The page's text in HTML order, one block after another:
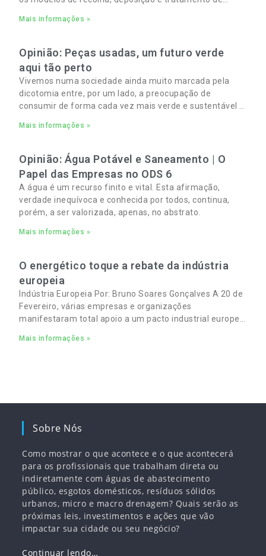
Mais informações »
Opinião: Peças usadas, um futuro verde
aqui tão perto
Vivemos numa sociedade ainda muito marcada pela
dicotomia entre, por um lado, a preocupação de
consumir de forma cada vez mais verde e sustentável e,
e familiares cada vez mais apertados.
Mais informações »
Opinião: Água Potável e Saneamento | O
Papel das Empresas no ODS 6
A água é um recurso finito e vital. Esta afirmação,
verdade inequívoca e conhecida por todos, continua,
porém, a ser valorizada, apenas, no abstrato.
Mais informações »
O energético toque a rebate da indústria
europeia
Indústria Europeia Por: Bruno Soares Gonçalves A 20 de
Fevereiro, várias empresas e organizações
manifestaram total apoio a um pacto industrial europeu
empregos
Mais informações »
Sobre Nós
Como mostrar o que acontece e o que acontecerá
para os profissionais que trabalham direta ou
indiretamente com águas de abastecimento
público, esgotos domésticos, resíduos sólidos
urbanos, micro e macro drenagem? Quais serão as
próximas leis, investimentos e ações que vão
impactar sua cidade ou seu negócio?
Continuar lendo…